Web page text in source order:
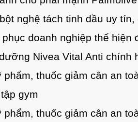
nghệ tách tinh dầu uy
doanh nghiệp thể hiện
Nivea Vital Anti chính
phẩm, thuốc giảm cân an
gym
phẩm, thuốc giảm cân an